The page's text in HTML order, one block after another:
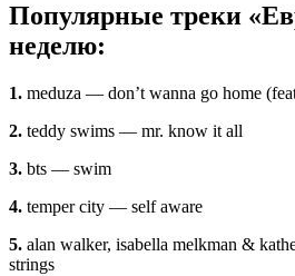
Популярные треки
неделю:
1. meduza — don’t wanna go home
2. teddy swims — mr. know it all
3. bts — swim
4. temper city — self aware
5. alan walker, isabella melkman &
strings